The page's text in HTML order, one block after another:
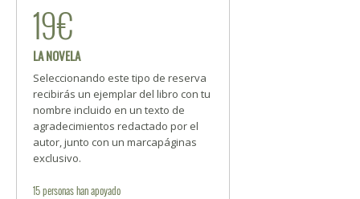
19€
LA NOVELA
Seleccionando este tipo de reserva
recibirás un ejemplar del libro con tu
nombre incluido en un texto de
agradecimientos redactado por el
autor, junto con un marcapáginas
exclusivo.
15personashan apoyado